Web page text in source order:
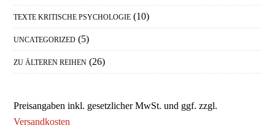
TEXTE KRITISCHE PSYCHOLOGIE (10)
UNCATEGORIZED (5)
ZU ÄLTEREN REIHEN (26)
Preisangaben inkl. gesetzlicher MwSt. und ggf. zzgl.
Versandkosten